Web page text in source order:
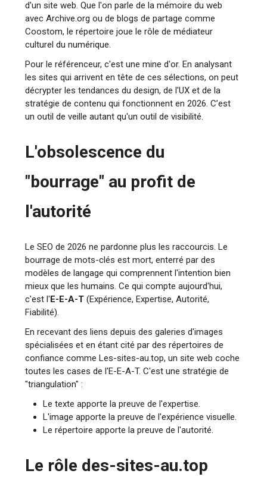
d'un site web. Que l'on parle de la mémoire du web
avec Archive.org ou de blogs de partage comme
Coostom, le répertoire joue le rôle de médiateur
culturel du numérique.
Pour le référenceur, c'est une mine d'or. En analysant
les sites qui arrivent en tête de ces sélections, on peut
décrypter les tendances du design, de l'UX et de la
stratégie de contenu qui fonctionnent en 2026. C’est
un outil de veille autant qu'un outil de visibilité.
L'obsolescence du
"bourrage" au profit de
l'autorité
Le SEO de 2026 ne pardonne plus les raccourcis. Le
bourrage de mots-clés est mort, enterré par des
modèles de langage qui comprennent l'intention bien
mieux que les humains. Ce qui compte aujourd'hui,
c'est l'E-E-A-T (Expérience, Expertise, Autorité,
Fiabilité).
En recevant des liens depuis des galeries d'images
spécialisées et en étant cité par des répertoires de
confiance comme Les-sites-au.top, un site web coche
toutes les cases de l'E-E-A-T. C'est une stratégie de
"triangulation" :
Le texte apporte la preuve de l'expertise.
L'image apporte la preuve de l'expérience visuelle.
Le répertoire apporte la preuve de l'autorité.
Le rôle des-sites-au.top